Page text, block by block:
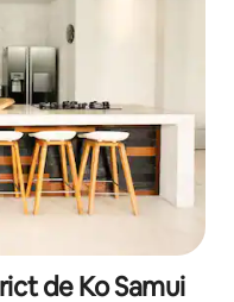
de Ko Samui